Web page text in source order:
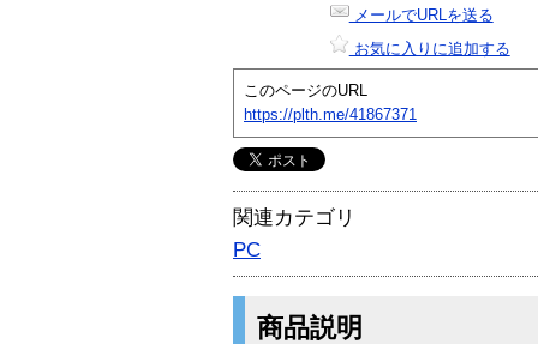
メールでURLを送る
お気に入りに追加する
このページのURL
https://plth.me/41867371
関連カテゴリ
PC
商品説明